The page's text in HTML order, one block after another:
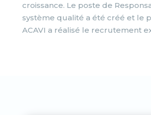
croissance. Le poste de
système qualité a été créé et le
ACAVI a réalisé le recrutement